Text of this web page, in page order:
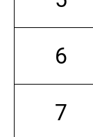
6
7